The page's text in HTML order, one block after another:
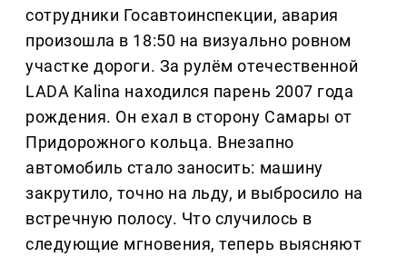
сотрудники Госавтоинспекции, авария
произошла в 18:50 на визуально ровном
участке дороги. За рулём отечественной
LADA Kalina находился парень 2007 года
рождения. Он ехал в сторону Самары от
Придорожного кольца. Внезапно
автомобиль стало заносить: машину
закрутило, точно на льду, и выбросило на
встречную полосу. Что случилось в
следующие мгновения, теперь выясняют